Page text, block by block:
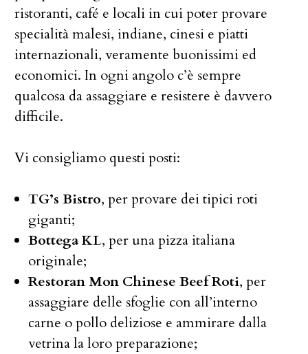
ristoranti, café e locali in cui poter provare
specialità malesi, indiane, cinesi e piatti
internazionali, veramente buonissimi ed
economici. In ogni angolo c’è sempre
qualcosa da assaggiare e resistere è davvero
difficile.
Vi consigliamo questi posti:
TG’s Bistro, per provare dei tipici roti
giganti;
Bottega KL, per una pizza italiana
originale;
Restoran Mon Chinese Beef Roti, per
assaggiare delle sfoglie con all’interno
carne o pollo deliziose e ammirare dalla
vetrina la loro preparazione;